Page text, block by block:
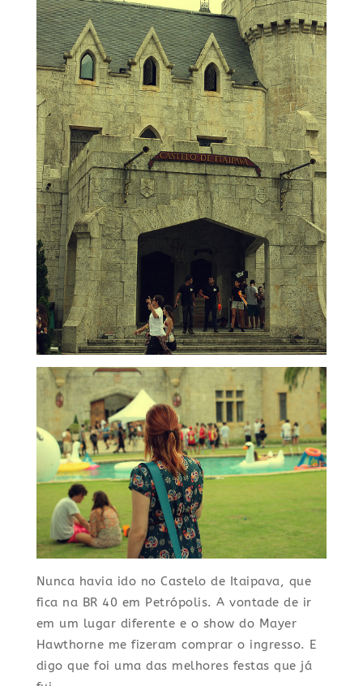
Nunca havia ido no Castelo de Itaipava, que
fica na BR 40 em Petrópolis. A vontade de ir
em um lugar diferente e o show do Mayer
Hawthorne me fizeram comprar o ingresso. E
digo que foi uma das melhores festas que já